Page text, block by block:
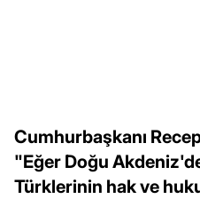
Cumhurbaşkanı
"Eğer Doğu
Türklerinin hak ve